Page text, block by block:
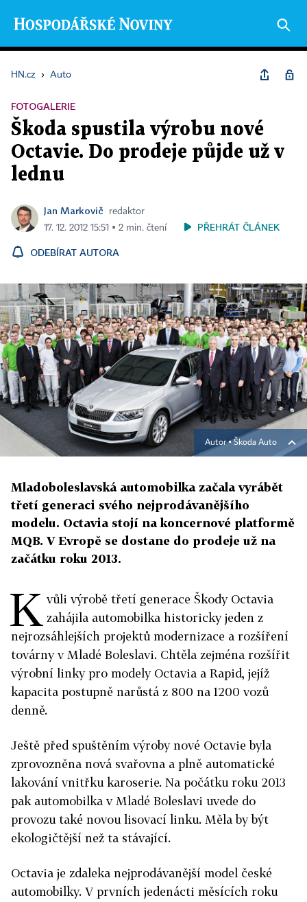
HN.cz › Auto
FOTOGALERIE
Škoda spustila výrobu nové
Octavie. Do prodeje půjde už v
lednu
Jan Markovič
redaktor
17. 12. 2012 15:51 ▪ 2 min. čtení
PŘEHRÁT ČLÁNEK
ODEBÍRAT AUTORA
Autor ▪Škoda Auto
Mladoboleslavská automobilka začala vyrábět
třetí generaci svého nejprodávanějšího
modelu. Octavia stojí na koncernové platformě
MQB. V Evropě se dostane do prodeje už na
začátku roku 2013.
K vůli výrobě třetí generace Škody Octavia
zahájila automobilka historicky jeden z
nejrozsáhlejších projektů modernizace a rozšíření
továrny v Mladé Boleslavi. Chtěla zejména rozšířit
výrobní linky pro modely Octavia a Rapid, jejíž
kapacita postupně narůstá z 800 na 1200 vozů
denně.
Ještě před spuštěním výroby nové Octavie byla
zprovozněna nová svařovna a plně automatické
lakování vnitřku karoserie. Na počátku roku 2013
pak automobilka v Mladé Boleslavi uvede do
provozu také novou lisovací linku. Měla by být
ekologičtější než ta stávající.
Octavia je zdaleka nejprodávanější model české
automobilky. V prvních jedenácti měsících roku